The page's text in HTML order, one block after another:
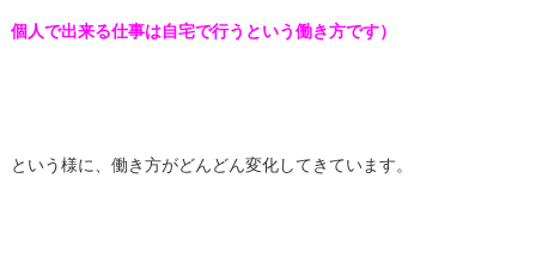
個人で出来る仕事は自宅で行うという働き方です）
という様に、働き方がどんどん変化してきています。